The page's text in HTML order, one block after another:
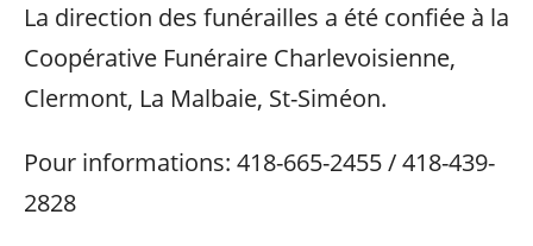
La direction des funérailles a été confiée à la
Coopérative Funéraire Charlevoisienne,
Clermont, La Malbaie, St-Siméon.
Pour informations: 418-665-2455 / 418-439-
2828